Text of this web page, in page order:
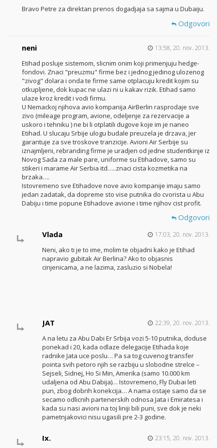
Bravo Petre za direktan prenos dogadjaja sa sajma u Dubaiju.
Odgovori
neni 13:58, 20. nov. 2013.
Etihad posluje sistemom, slicnim onim koji primenjuju hedge-
fondovi. Znaci "preuzmu" firme bez i jednog jedinog ulozenog
"zivog" dolara i onda te firme same otplacuju kredit kojim su
otkupljene, dok kupac ne ulazi ni u kakav rizik. Etihad samo
ulaze kroz kredit i vodi firmu.
U Nemackoj njihova avio kompanija AirBerlin rasprodaje sve
zivo (mileage program, avione, odeljenje za rezervacije a
uskoro i tehniku ) ne bi li otplatili dugove koje im je naneo
Etihad. U slucaju Srbije ulogu budale preuzela je drzava, jer
garantuje za sve troskove tranzicije. Avioni Air Serbije su
iznajmljeni, rebranding firme je uradjen od jedne studentkinje iz
Novog Sada za male pare, uniforme su Etihadove, samo su
stikeri i marame Air Serbia itd…..znaci cista kozmetika na
brzaka….
Istovremeno sve Etihadove nove avio kompanije imaju samo
jedan zadatak, da dopreme sto vise putnika do cvorista u Abu
Dabiju i time popune Etihadove avione i time njihov cist profit.
Odgovori
Vlada
17:03, 20. nov. 2013.
Neni, ako ti je to ime, molim te objadni kako je Etihad
napravio gubitak Air Berlina? Ako to objasnis
cinjenicama, a ne lazima, zasluzio si Nobela!
JAT 22:39, 20. nov. 2013.
A na letu za Abu Dabi Er Srbija vozi 5-10 putnika, doduse
ponekad i 20, kada odlaze delegacije Etihada koje
radnike Jata uce poslu… Pa sa tog cuvenog transfer
pointa svih petoro njih se razbiju u slobodne strelce –
Sejseli, Sidnej, Ho Si Min, Amerika (samo 10.000 km
udaljena od Abu Dabija)… Istovremeno, Fly Dubai leti
pun, zbog dobrih konekcija… A nama ostaje samo da se
secamo odlicnih partenerskih odnosa Jata i Emiratesa i
kada su nasi avioni na toj liniji bili puni, sve dok je neki
pametnjakovici nisu ugasili pre 2-3 godine.
Ix. 23:15, 20. nov. 2013.